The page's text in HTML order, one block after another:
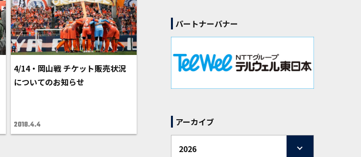
4/14・岡山戦 チケット販売状況
についてのお知らせ
2018.4.4
パートナーバナー
アーカイブ
2026